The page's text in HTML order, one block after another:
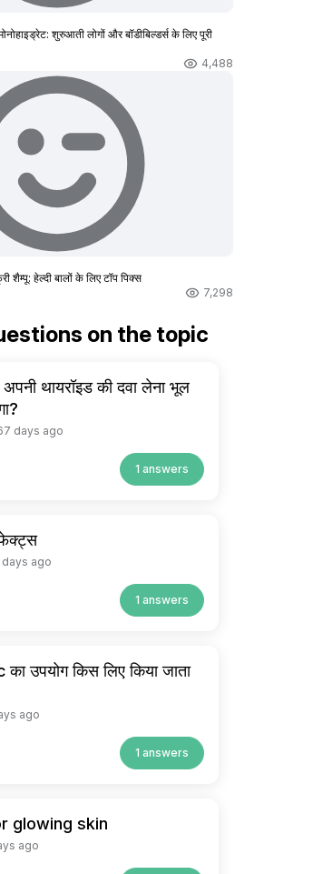
शुरुआती लोगों और बॉडीबिल्डर्स के लिए पूरी
4,488
हेल्दी बालों के लिए टॉप पिक्स
7,298
on the topic
थायरॉइड की दवा लेना भूल
days ago
1 answers
days ago
1 answers
उपयोग किस लिए किया जाता
ago
1 answers
glowing skin
ago